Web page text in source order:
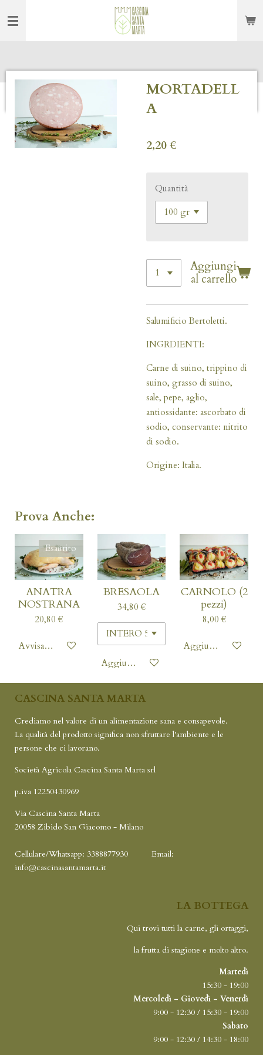
al
contenuto
MORTADELL
A
2,20 €
Quantità
Aggiungi
al carrello
Salumificio Bertoletti.
INGRDIENTI:
Carne di suino, trippino di
suino, grasso di suino,
sale, pepe, aglio,
antiossidante: ascorbato di
sodio, conservante: nitrito
di sodio.
Origine: Italia.
Prova Anche:
Esaurito
ANATRA
NOSTRANA
20,80 €
Avvisami quando disponibile
BRESAOLA
34,80 €
Aggiungi al carrello
CARNOLO (2
pezzi)
8,00 €
Aggiungi al carrello
CASCINA SANTA MARTA
Crediamo nel valore di un alimentazione sana e consapevole.
La qualità del prodotto significa non sfruttare l'ambiente e le
persone che ci lavorano.
Società Agricola Cascina Santa Marta srl
p.iva 12250430969
Via Cascina Santa Marta
20058 Zibido San Giacomo - Milano
Cellulare/Whatsapp: 3388877930 Email:
info@cascinasantamarta.it
LA BOTTEGA
Qui trovi tutti la carne, gli ortaggi,
la frutta di stagione e molto altro.
Martedì
15:30 - 19:00
Mercoledì - Giovedì - Venerdì
9:00 - 12:30 / 15:30 - 19:00
Sabato
9:00 - 12:30 / 14:30 - 18:00